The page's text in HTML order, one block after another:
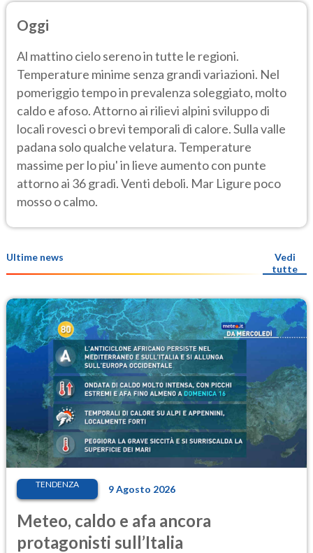
Oggi
Al mattino cielo sereno in tutte le regioni.
Temperature minime senza grandi variazioni. Nel
pomeriggio tempo in prevalenza soleggiato, molto
caldo e afoso. Attorno ai rilievi alpini sviluppo di
locali rovesci o brevi temporali di calore. Sulla valle
padana solo qualche velatura. Temperature
massime per lo piu' in lieve aumento con punte
attorno ai 36 gradi. Venti deboli. Mar Ligure poco
mosso o calmo.
Ultime news
Vedi
tutte
TENDENZA 9 Agosto 2026
Meteo, caldo e afa ancora
protagonisti sull’Italia